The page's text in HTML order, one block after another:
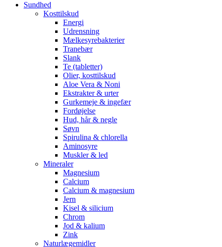
Sundhed
Kosttilskud
Energi
Udrensning
Mælkesyrebakterier
Tranebær
Slank
Te (tabletter)
Olier, kosttilskud
Aloe Vera & Noni
Ekstrakter & urter
Gurkemeje & ingefær
Fordøjelse
Hud, hår & negle
Søvn
Spirulina & chlorella
Aminosyre
Muskler & led
Mineraler
Magnesium
Calcium
Calcium & magnesium
Jern
Kisel & silicium
Chrom
Jod & kalium
Zink
Naturlægemidler